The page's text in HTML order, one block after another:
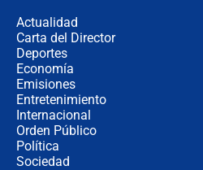
Actualidad
Carta del Director
Deportes
Economía
Emisiones
Entretenimiento
Internacional
Orden Público
Política
Sociedad